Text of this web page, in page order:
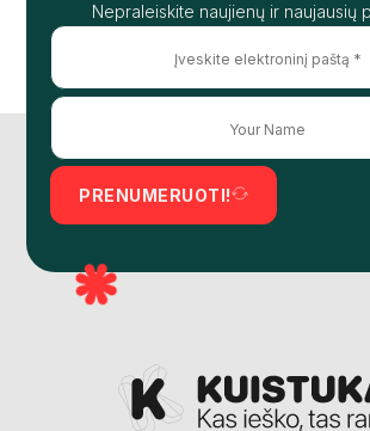
Nepraleiskite naujienų ir naujausių
PRENUMERUOTI!